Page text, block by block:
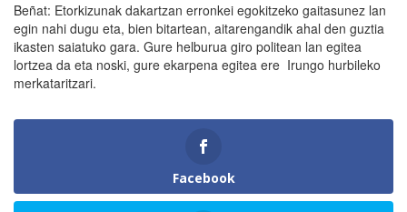
Beñat: Etorkizunak dakartzan erronkei egokitzeko gaitasunez lan
egin nahi dugu eta, bien bitartean, aitarengandik ahal den guztia
ikasten saiatuko gara. Gure helburua giro politean lan egitea
lortzea da eta noski, gure ekarpena egitea ere Irungo hurbileko
merkataritzari.
Facebook